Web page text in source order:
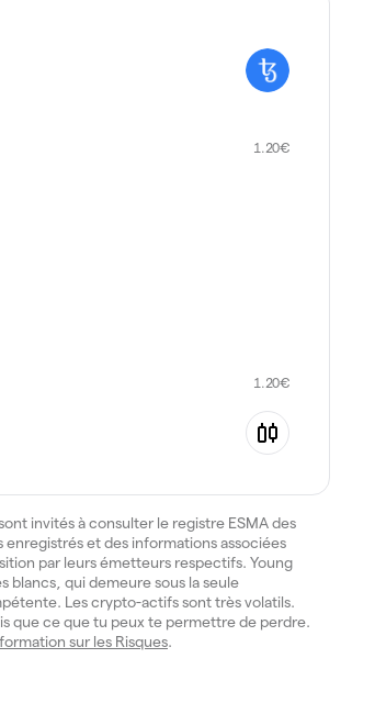
1.20€
1.20€
invités à consulter le registre ESMA des
enregistrés et des informations associées
par leurs émetteurs respectifs. Young
blancs, qui demeure sous la seule
Les crypto-actifs sont très volatils.
que ce que tu peux te permettre de perdre.
sur les Risques.